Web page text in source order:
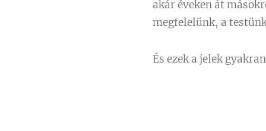
akár éveken át
megfelelünk, a
És ezek a jelek